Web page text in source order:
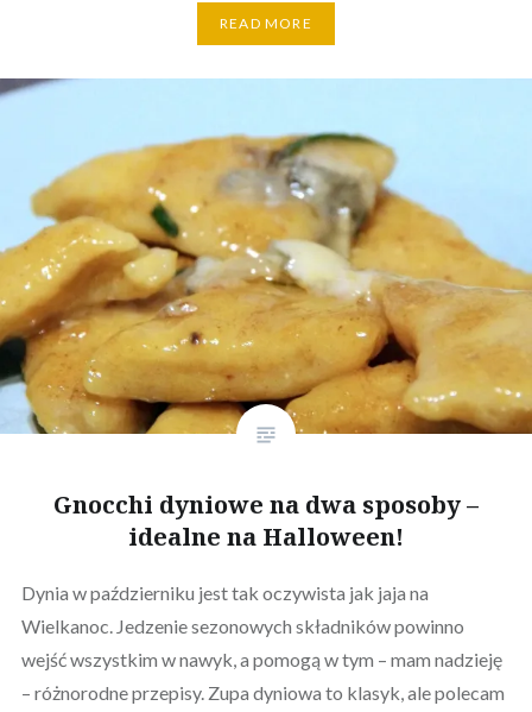
READ MORE
Gnocchi dyniowe na dwa sposoby –
idealne na Halloween!
Dynia w październiku jest tak oczywista jak jaja na
Wielkanoc. Jedzenie sezonowych składników powinno
wejść wszystkim w nawyk, a pomogą w tym – mam nadzieję
– różnorodne przepisy. Zupa dyniowa to klasyk, ale polecam